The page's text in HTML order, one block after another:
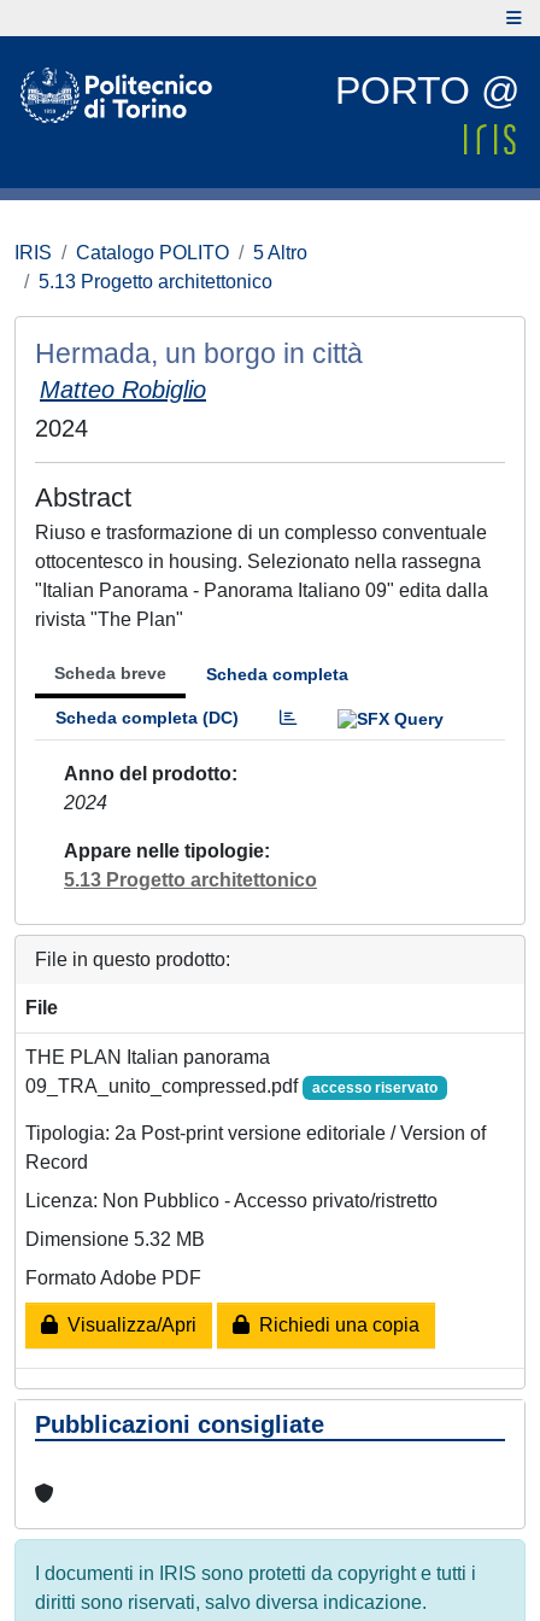
PORTO @
IRIS Catalogo POLITO
5 Altro
5.13 Progetto architettonico
Hermada, un borgo in città
Matteo Robiglio
2024
Abstract
Riuso e trasformazione di un complesso conventuale
ottocentesco in housing. Selezionato nella rassegna
"Italian Panorama - Panorama Italiano 09" edita dalla
rivista "The Plan"
Scheda breve Scheda completa
Scheda completa (DC)
Anno del prodotto
2024
Appare nelle tipologie
5.13 Progetto architettonico
File in questo prodotto:
File
THE PLAN Italian panorama
09_TRA_unito_compressed.pdf
accesso riservato
Tipologia: 2a Post-print versione editoriale / Version of
Record
Licenza: Non Pubblico - Accesso privato/ristretto
Dimensione 5.32 MB
Formato Adobe PDF
Visualizza/Apri Richiedi una copia
Pubblicazioni consigliate
I documenti in IRIS sono protetti da copyright e tutti i
diritti sono riservati, salvo diversa indicazione.